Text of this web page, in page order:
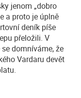
jenom „dobro
a proto je úplně
deník píše
přeložili. V
domníváme, že
Vardaru devět